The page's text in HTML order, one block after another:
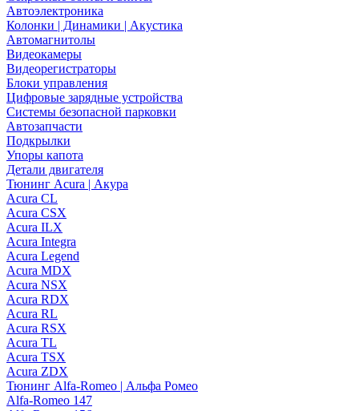
Автоэлектроника
Колонки | Динамики | Акустика
Автомагнитолы
Видеокамеры
Видеорегистраторы
Блоки управления
Цифровые зарядные устройства
Системы безопасной парковки
Автозапчасти
Подкрылки
Упоры капота
Детали двигателя
Тюнинг Acura | Акура
Acura CL
Acura CSX
Acura ILX
Acura Integra
Acura Legend
Acura MDX
Acura NSX
Acura RDX
Acura RL
Acura RSX
Acura TL
Acura TSX
Acura ZDX
Тюнинг Alfa-Romeo | Альфа Ромео
Alfa-Romeo 147